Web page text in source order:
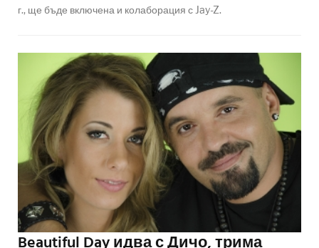
г., ще бъде включена и колаборация с Jay-Z.